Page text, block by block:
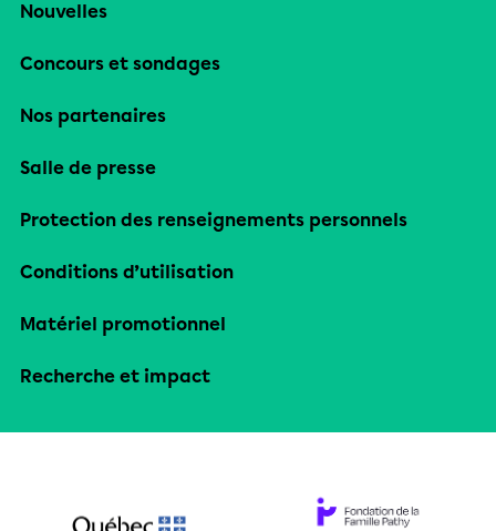
Nouvelles
Concours et sondages
Nos partenaires
Salle de presse
Protection des renseignements personnels
Conditions d’utilisation
Matériel promotionnel
Recherche et impact